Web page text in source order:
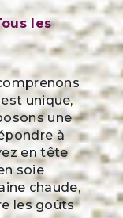
les
unique,
une
à
en tête
soie
chaude,
les goûts